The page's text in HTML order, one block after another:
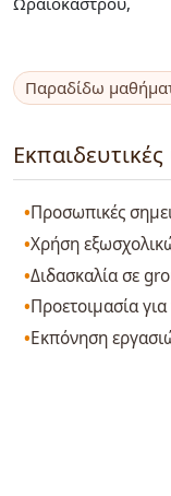
Παραδίδω
Προσωπικές
Χρήση
Διδασκαλία σε
Προετοιμασία
Εκπόνηση